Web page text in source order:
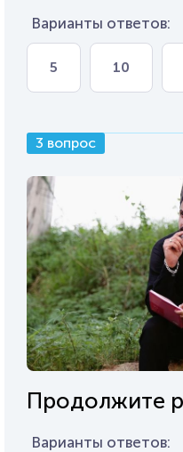
Варианты ответов:
5 10
3 вопрос
Продолжите
Варианты ответов: